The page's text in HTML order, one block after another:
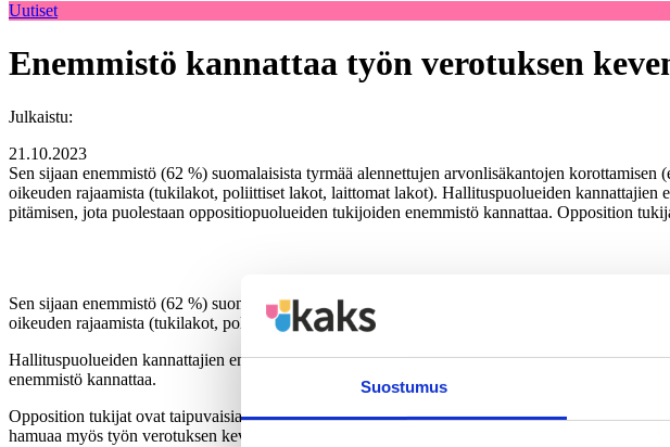
Suostumus
Uutiset
Enemmistö kannattaa työn verotuksen
Julkaistu:
21.10.2023
Sen sijaan enemmistö (62 %) suomalaisista tyrmää alennettujen arvonlisäkantojen
oikeuden rajaamista (tukilakot, poliittiset lakot, laittomat lakot). Hallituspuolueiden
pitämisen, jota puolestaan oppositiopuolueiden tukijoiden enemmistö kannattaa. Opposition
Sen sijaan enemmistö (62 %) suomalaisista tyrmää alennettujen arvonlisäkantojen
oikeuden rajaamista (tukilakot, poliittiset lakot, laittomat lakot).
Hallituspuolueiden kannattajien enemmistö on taipuvainen hyväksymään kaikki toimet pois
enemmistö kannattaa.
Opposition tukijat ovat taipuvaisia kannattamaan itsehoitolääkkeiden myyntiä
hamuaa myös työn verotuksen keventämistä. Lakko-oikeuden rajaaminen ja irtisanomisten